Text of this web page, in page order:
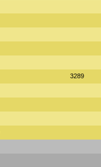
3289